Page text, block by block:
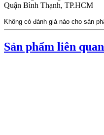
Quận Bình Thạnh, TP.HCM
Không có đánh giá nào cho sản
Sản phẩm liên quan